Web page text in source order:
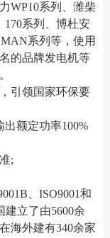
WP10系列、潍柴
170系列、博杜安
系列等，使用
的品牌发电机等
引领国家环保要
额定功率100%
;
、ISO9001和
建立了由5600余
海外建有340余家